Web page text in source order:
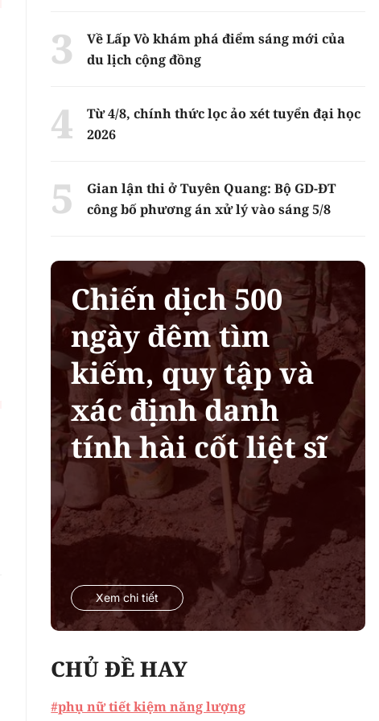
Về Lấp Vò khám phá điểm sáng mới của
du lịch cộng đồng
Từ 4/8, chính thức lọc ảo xét tuyển đại học
2026
Gian lận thi ở Tuyên Quang: Bộ GD-ĐT
công bố phương án xử lý vào sáng 5/8
Chiến dịch 500
ngày đêm tìm
kiếm, quy tập và
xác định danh
tính hài cốt liệt sĩ
Xem chi tiết
CHỦ ĐỀ HAY
#phụ nữ tiết kiệm năng lượng